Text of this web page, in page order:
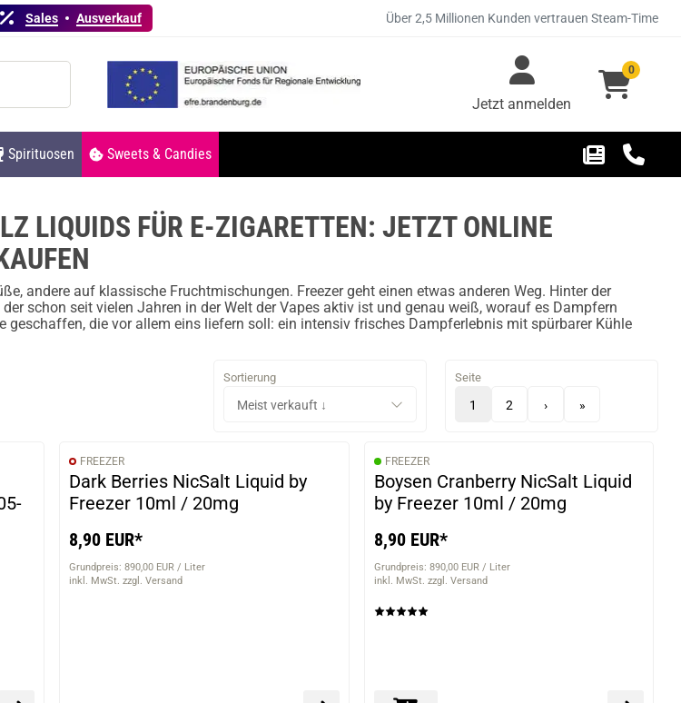
Sales Ausverkauf Über 2,5 Millionen Kunden vertrauen Steam-Time
Jetzt anmelden
0
Spirituosen Sweets & Candies
LIQUIDS FÜR E-ZIGARETTEN: JETZT ONLINE
andere auf klassische Fruchtmischungen. Freezer geht einen etwas anderen Weg. Hinter der
schon seit vielen Jahren in der Welt der Vapes aktiv ist und genau weiß, worauf es Dampfern
geschaffen, die vor allem eins liefern soll: ein intensiv frisches Dampferlebnis mit spürbarer Kühle
Sortierung Seite
1 2 › »
FREEZER
Dark Berries NicSalt Liquid by
Freezer 10ml / 20mg
8,90 EUR*
Grundpreis: 890,00 EUR / Liter
inkl. MwSt. zzgl. Versand
FREEZER
Boysen Cranberry NicSalt Liquid
by Freezer 10ml / 20mg
8,90 EUR*
Grundpreis: 890,00 EUR / Liter
inkl. MwSt. zzgl. Versand